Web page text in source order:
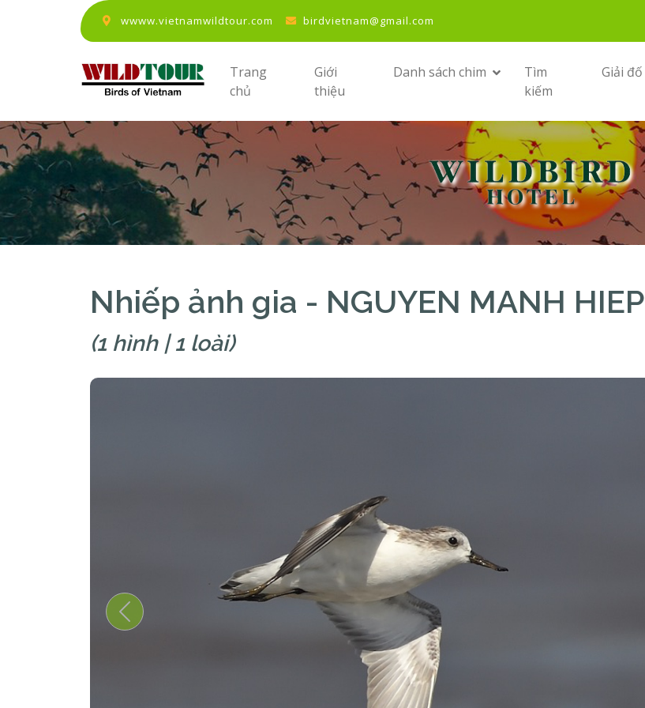
wwww.vietnamwildtour.com birdvietnam@gmail.com
Trang
chủ
Giới
thiệu
Danh sách chim
Tìm
kiếm
Giải đố
Nhiếp ảnh gia - NGUYEN MANH HIEP
(1 hình | 1 loài)
Previous